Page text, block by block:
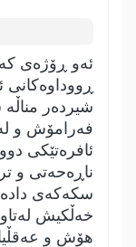
ئەو ڕۆژەی
ڕووداوەکانی
شیردەر
فەرامۆش و
ئافرەتێکی
ناڕەحەتی و
سکەکەی
خەڵکیش
ھۆش و